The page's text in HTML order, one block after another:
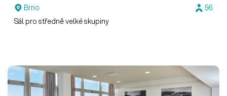
Brno
56
Sál pro středně velké skupiny